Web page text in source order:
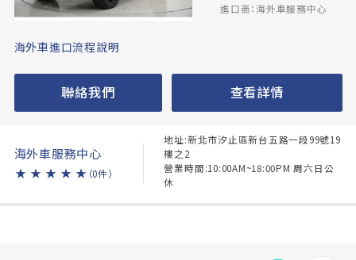
進口商：海外車服務中心
海外車進口流程說明
聯絡我們 查看詳情
海外車服務中心
★ ★ ★ ★ ★ （0件）
地址:新北市汐止區新台五路一段99號19
樓之2
營業時間:10:00AM~18:00PM 周六日公
休